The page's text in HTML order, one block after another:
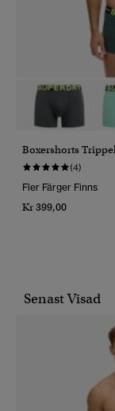
Boxershorts
(4)
Fler Färger Finns
Kr 399,00
Senast Visad